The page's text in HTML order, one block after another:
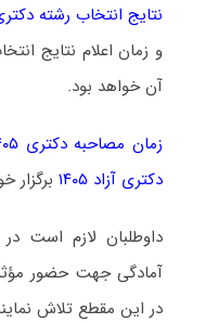
نتایج انتخاب رشته دکتری
آن خواهد بود.
زمان مصاحبه دکتری ۱۴۰۵
دکتری آزاد ۱۴۰۵
برگزار
داوطلبان لازم است
آمادگی جهت حضور
در این مقطع تلاش